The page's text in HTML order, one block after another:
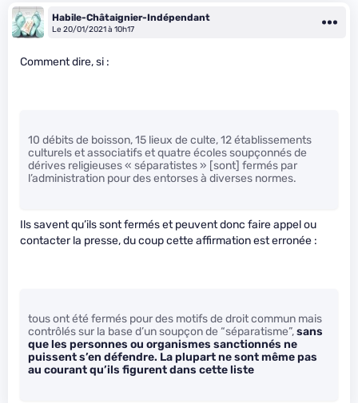
Habile-Châtaignier-Indépendant
Le 20/01/2021 à 10h17
Comment dire, si :
10 débits de boisson, 15 lieux de culte, 12 établissements
culturels et associatifs et quatre écoles soupçonnés de
dérives religieuses « séparatistes » [sont] fermés par
l’administration pour des entorses à diverses normes.
Ils savent qu’ils sont fermés et peuvent donc faire appel ou
contacter la presse, du coup cette affirmation est erronée :
tous ont été fermés pour des motifs de droit commun mais
contrôlés sur la base d’un soupçon de “séparatisme”,sans
que les personnes ou organismes sanctionnés ne
puissent s’en défendre. La plupart ne sont même pas
au courant qu’ils figurent dans cette liste